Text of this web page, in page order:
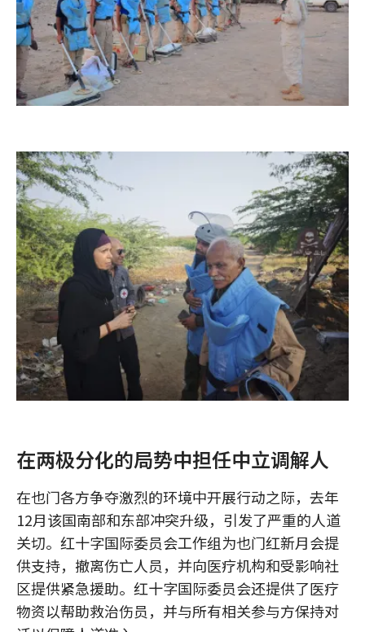
在两极分化的局势中担任中立调解人
在也门各方争夺激烈的环境中开展行动之际，去年
12月该国南部和东部冲突升级，引发了严重的人道
关切。红十字国际委员会工作组为也门红新月会提
供支持，撤离伤亡人员，并向医疗机构和受影响社
区提供紧急援助。红十字国际委员会还提供了医疗
物资以帮助救治伤员，并与所有相关参与方保持对